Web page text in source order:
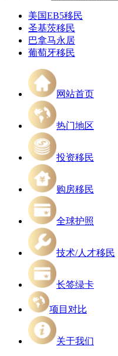
美国EB5移民
圣基茨移民
巴拿马永居
葡萄牙移民
网站首页
热门地区
投资移民
购房移民
全球护照
技术/人才移民
长签绿卡
项目对比
关于我们